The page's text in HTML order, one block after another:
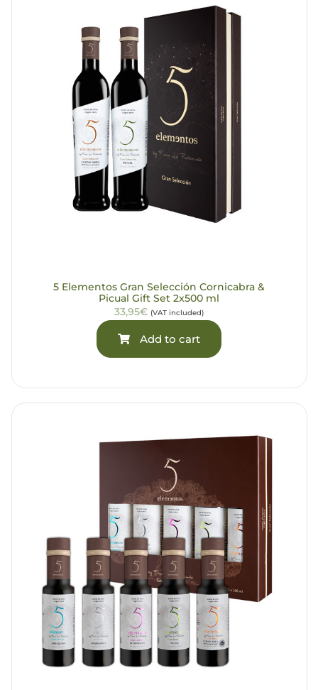
5 Elementos Gran Selección Cornicabra &
Picual Gift Set 2x500 ml
33,95€ (VAT included)
Add to cart